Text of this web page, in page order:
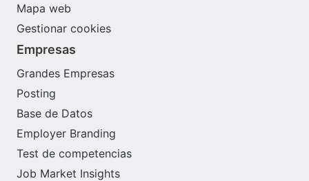
Mapa web
Gestionar cookies
Empresas
Grandes Empresas
Posting
Base de Datos
Employer Branding
Test de competencias
Job Market Insights